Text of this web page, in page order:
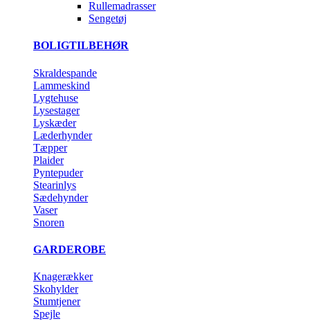
Rullemadrasser
Sengetøj
BOLIGTILBEHØR
Skraldespande
Lammeskind
Lygtehuse
Lysestager
Lyskæder
Læderhynder
Tæpper
Plaider
Pyntepuder
Stearinlys
Sædehynder
Vaser
Snoren
GARDEROBE
Knagerækker
Skohylder
Stumtjener
Spejle